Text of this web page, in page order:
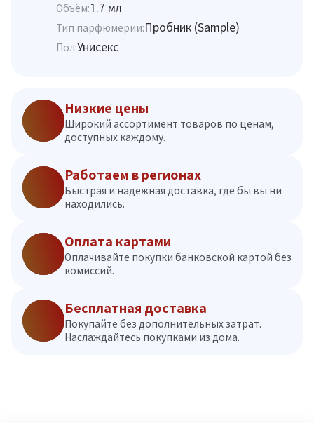
Объём:1.7 мл
Тип парфюмерии:Пробник (Sample)
Пол:Унисекс
Низкие цены
Широкий ассортимент товаров по ценам,
доступных каждому.
Работаем в регионах
Быстрая и надежная доставка, где бы вы ни
находились.
Оплата картами
Оплачивайте покупки банковской картой без
комиссий.
Бесплатная доставка
Покупайте без дополнительных затрат.
Наслаждайтесь покупками из дома.